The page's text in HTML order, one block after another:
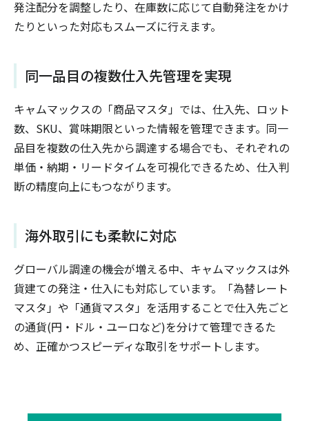
発注配分を調整したり、在庫数に応じて自動発注をかけ
たりといった対応もスムーズに行えます。
同一品目の複数仕入先管理を実現
キャムマックスの「商品マスタ」では、仕入先、ロット
数、SKU、賞味期限といった情報を管理できます。同一
品目を複数の仕入先から調達する場合でも、それぞれの
単価・納期・リードタイムを可視化できるため、仕入判
断の精度向上にもつながります。
海外取引にも柔軟に対応
グローバル調達の機会が増える中、キャムマックスは外
貨建ての発注・仕入にも対応しています。「為替レート
マスタ」や「通貨マスタ」を活用することで仕入先ごと
の通貨(円・ドル・ユーロなど)を分けて管理できるた
め、正確かつスピーディな取引をサポートします。